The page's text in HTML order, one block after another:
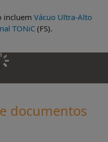
incluem Vácuo Ultra-Alto
TONiC(FS).
documentos